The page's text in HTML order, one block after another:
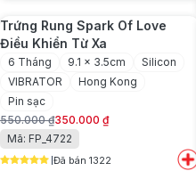
Trứng Rung Spark Of Love
Điều Khiển Từ Xa
6 Tháng 9.1 x 3.5cm
Silicon
VIBRATOR
Hong Kong
Pin sạc
550.000₫
Giá
gốc
là:
350.000 ₫
Giá
hiện
tại
Mã: FP_4722
Đã bán 1322